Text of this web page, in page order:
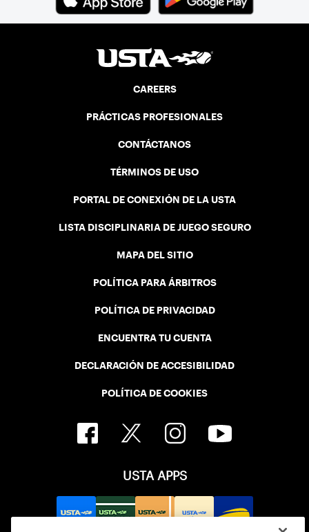
CAREERS
PRÁCTICAS PROFESIONALES
CONTÁCTANOS
TÉRMINOS DE USO
PORTAL DE CONEXIÓN DE LA USTA
LISTA DISCIPLINARIA DE JUEGO SEGURO
MAPA DEL SITIO
POLÍTICA PARA ÁRBITROS
POLÍTICA DE PRIVACIDAD
ENCUENTRA TU CUENTA
DECLARACIÓN DE ACCESIBILIDAD
POLÍTICA DE COOKIES
USTA APPS